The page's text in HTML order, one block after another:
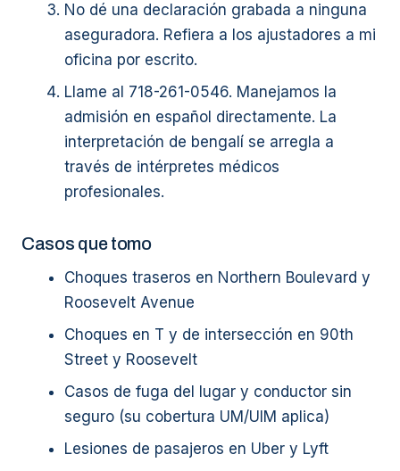
No dé una declaración grabada a ninguna
aseguradora. Refiera a los ajustadores a mi
oficina por escrito.
Llame al 718-261-0546. Manejamos la
admisión en español directamente. La
interpretación de bengalí se arregla a
través de intérpretes médicos
profesionales.
Casos que tomo
Choques traseros en Northern Boulevard y
Roosevelt Avenue
Choques en T y de intersección en 90th
Street y Roosevelt
Casos de fuga del lugar y conductor sin
seguro (su cobertura UM/UIM aplica)
Lesiones de pasajeros en Uber y Lyft